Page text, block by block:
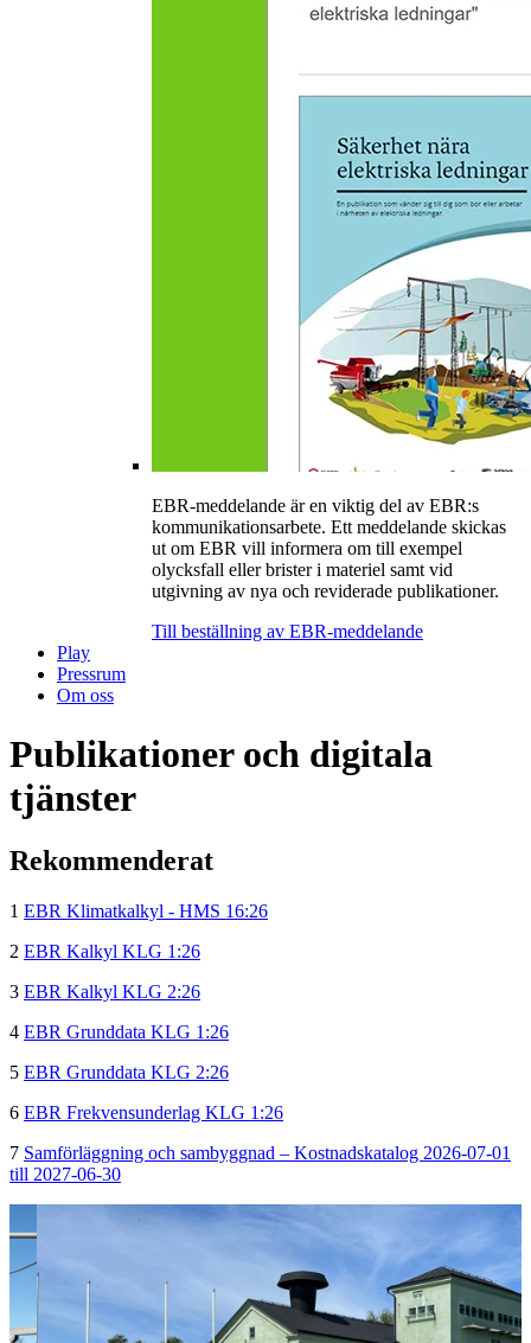
EBR-meddelande är en viktig del av EBR:s
kommunikationsarbete. Ett meddelande skickas
ut om EBR vill informera om till exempel
olycksfall eller brister i materiel samt vid
utgivning av nya och reviderade publikationer.
Till beställning av EBR-meddelande
Play
Pressrum
Om oss
Publikationer och digitala
tjänster
Rekommenderat
1 EBR Klimatkalkyl - HMS 16:26
2 EBR Kalkyl KLG 1:26
3 EBR Kalkyl KLG 2:26
4 EBR Grunddata KLG 1:26
5 EBR Grunddata KLG 2:26
6 EBR Frekvensunderlag KLG 1:26
7 Samförläggning och sambyggnad – Kostnadskatalog 2026-07-01
till 2027-06-30